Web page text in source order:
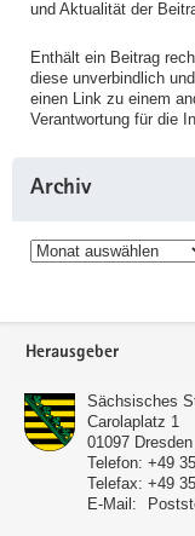
und Aktualität der
Enthält ein Beitrag
diese unverbindlich
einen Link zu einem
Verantwortung für die
Archiv
Archiv
Service
Herausgeber
Sächsisches
Carolaplatz 1
01097 Dresden
Telefon: +49
Telefax: +49
E-Mail: